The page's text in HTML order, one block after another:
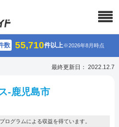
数 55,710件以上※2026年8月時点
最終更新日： 2022.12.7
-鹿児島市
グラムによる収益を得ています。